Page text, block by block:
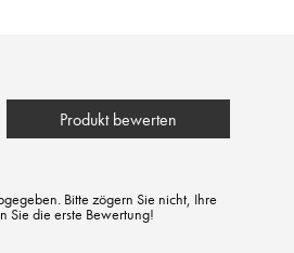
Produkt bewerten
Bitte zögern Sie nicht, Ihre
Sie die erste Bewertung!